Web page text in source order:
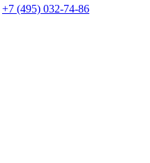
+7 (495) 032-74-86